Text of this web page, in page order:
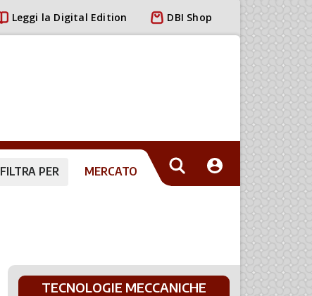
Leggi la Digital Edition DBI Shop
FILTRA PER MERCATO
TECNOLOGIE MECCANICHE